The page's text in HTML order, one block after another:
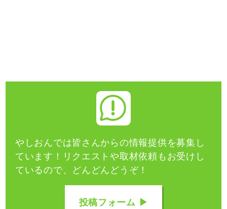
やしおんでは皆さんからの情報提供を募集し
ています！ リクエストや取材依頼もお受けし
ているので、どんどんどうぞ！
投稿フォーム ▶